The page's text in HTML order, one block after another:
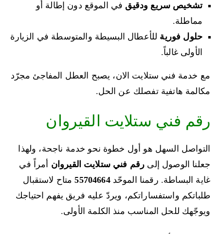
تشخيص سريع ودقيق في الموقع دون إطالة أو
مماطلة.
حلول فورية للأعطال البسيطة والمتوسطة في الزيارة
الأولى غالباً.
مع خدمة فني ستلايت الان، يصبح العطل المفاجئ مجرّد
مكالمة هاتفية تفصلك عن الحل.
رقم فني ستلايت القيروان
التواصل السهل هو أول خطوة نحو خدمة ناجحة، ولهذا
جعلنا الوصول إلى رقم فني ستلايت القيروان أمراً في
غاية البساطة. رقمنا الموحّد55704664متاح لاستقبال
طلباتكم واستفساراتكم، ويردّ عليه فريق يفهم احتياجك
ويوجّهك للحل المناسب منذ الكلمة الأولى.